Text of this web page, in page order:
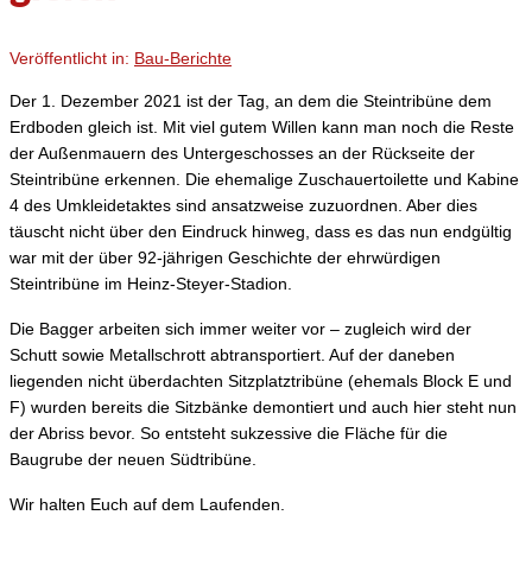
Veröffentlicht in: Bau-Berichte
Der 1. Dezember 2021 ist der Tag, an dem die Steintribüne dem
Erdboden gleich ist. Mit viel gutem Willen kann man noch die Reste
der Außenmauern des Untergeschosses an der Rückseite der
Steintribüne erkennen. Die ehemalige Zuschauertoilette und Kabine
4 des Umkleidetaktes sind ansatzweise zuzuordnen. Aber dies
täuscht nicht über den Eindruck hinweg, dass es das nun endgültig
war mit der über 92-jährigen Geschichte der ehrwürdigen
Steintribüne im Heinz-Steyer-Stadion.
Die Bagger arbeiten sich immer weiter vor – zugleich wird der
Schutt sowie Metallschrott abtransportiert. Auf der daneben
liegenden nicht überdachten Sitzplatztribüne (ehemals Block E und
F) wurden bereits die Sitzbänke demontiert und auch hier steht nun
der Abriss bevor. So entsteht sukzessive die Fläche für die
Baugrube der neuen Südtribüne.
Wir halten Euch auf dem Laufenden.